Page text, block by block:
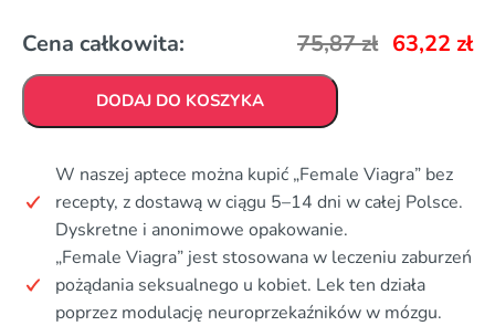
Cena całkowita: 75,87zł 63,22 zł
DODAJ DO KOSZYKA
W naszej aptece można kupić „Female Viagra” bez
recepty, z dostawą w ciągu 5–14 dni w całej Polsce.
Dyskretne i anonimowe opakowanie.
„Female Viagra” jest stosowana w leczeniu zaburzeń
pożądania seksualnego u kobiet. Lek ten działa
poprzez modulację neuroprzekaźników w mózgu.